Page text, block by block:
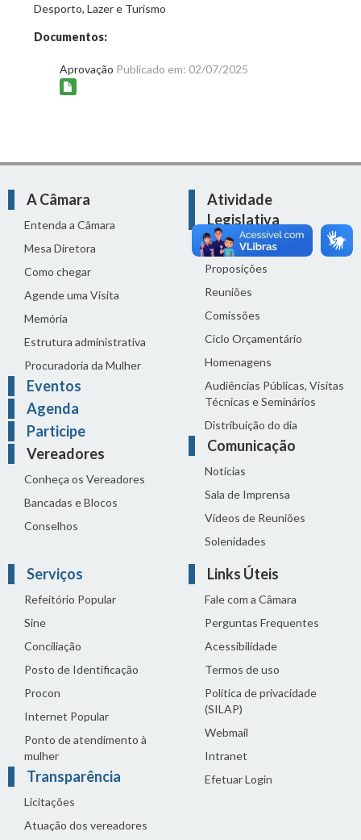
Desporto, Lazer e Turismo
Documentos:
Aprovação Publicado em: 02/07/2025
A Câmara
Entenda a Câmara
Mesa Diretora
Como chegar
Agende uma Visita
Memória
Estrutura administrativa
Procuradoria da Mulher
Eventos
Agenda
Participe
Vereadores
Conheça os Vereadores
Bancadas e Blocos
Conselhos
Atividade
Legislativa
Legislação
Proposições
Reuniões
Comissões
Ciclo Orçamentário
Homenagens
Audiências Públicas, Visitas
Técnicas e Seminários
Distribuição do dia
Comunicação
Notícias
Sala de Imprensa
Vídeos de Reuniões
Solenidades
Serviços
Refeitório Popular
Sine
Conciliação
Posto de Identificação
Procon
Internet Popular
Ponto de atendimento à
mulher
Transparência
Licitações
Atuação dos vereadores
Links Úteis
Fale com a Câmara
Perguntas Frequentes
Acessibilidade
Termos de uso
Política de privacidade
(SILAP)
Webmail
Intranet
Efetuar Login